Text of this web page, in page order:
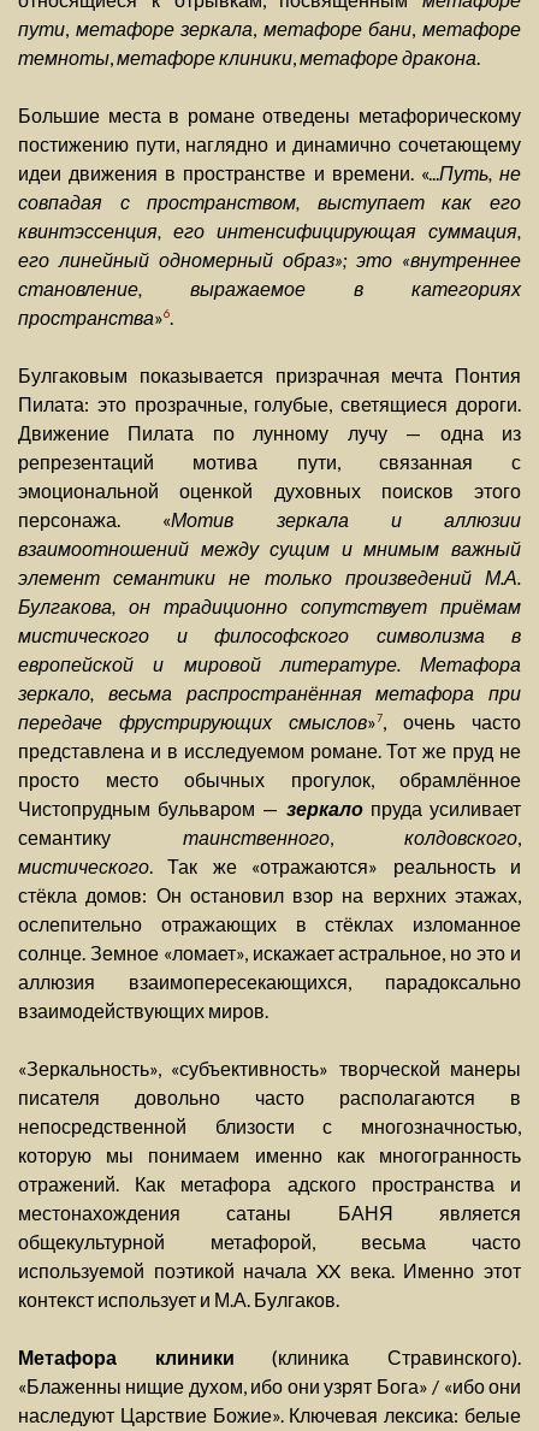
пути, метафоре зеркала, метафоре бани,метафоре
темноты,метафоре клиники,метафоре дракона.
Большие места в романе отведены метафорическому
постижению пути, наглядно и динамично сочетающему
идеи движения в пространстве и времени. «...Путь, не
совпадая с пространством, выступает как его
квинтэссенция, его интенсифицирующая суммация,
его линейный одномерный образ»; это «внутреннее
становление, выражаемое в категориях
пространства»6.
Булгаковым показывается призрачная мечта Понтия
Пилата: это прозрачные, голубые, светящиеся дороги.
Движение Пилата по лунному лучу — одна из
репрезентаций мотива пути, связанная с
эмоциональной оценкой духовных поисков этого
персонажа. «Мотив зеркала и аллюзии
взаимоотношений между сущим и мнимым важный
элемент семантики не только произведений М.А.
Булгакова, он традиционно сопутствует приёмам
мистического и философского символизма в
европейской и мировой литературе. Метафора
зеркало, весьма распространённая метафора при
передаче фрустрирующих смыслов»7, очень часто
представлена и в исследуемом романе. Тот же пруд не
просто место обычных прогулок, обрамлённое
Чистопрудным бульваром — зеркалопруда усиливает
семантику таинственного, колдовского,
мистического. Так же «отражаются» реальность и
стёкла домов: Он остановил взор на верхних этажах,
ослепительно отражающих в стёклах изломанное
солнце. Земное «ломает», искажает астральное, но это и
аллюзия взаимопересекающихся, парадоксально
взаимодействующих миров.
«Зеркальность», «субъективность» творческой манеры
писателя довольно часто располагаются в
непосредственной близости с многозначностью,
которую мы понимаем именно как многогранность
отражений. Как метафора адского пространства и
местонахождения сатаны БАНЯ является
общекультурной метафорой, весьма часто
используемой поэтикой начала XX века. Именно этот
контекст использует и М.А. Булгаков.
Метафора клиники (клиника Стравинского).
«Блаженны нищие духом, ибо они узрят Бога» / «ибо они
наследуют Царствие Божие». Ключевая лексика: белые